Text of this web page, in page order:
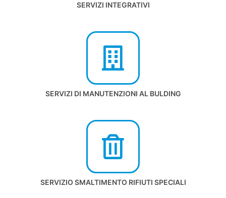
SERVIZI INTEGRATIVI
SERVIZI DI MANUTENZIONI AL BULDING
SERVIZIO SMALTIMENTO RIFIUTI SPECIALI